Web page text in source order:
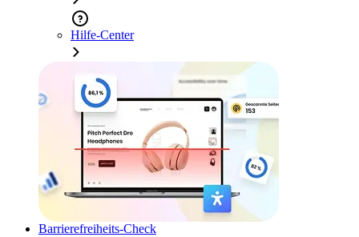
Hilfe-Center
Barrierefreiheits-Check